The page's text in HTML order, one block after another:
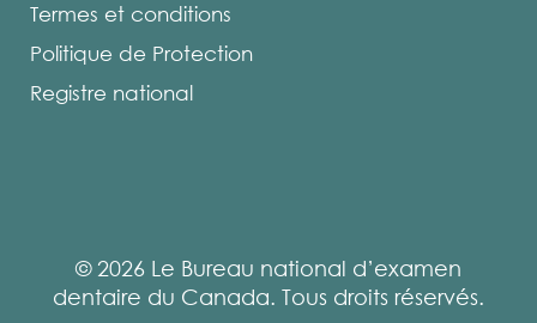
Termes et conditions
Politique de Protection
Registre national
© 2026 Le Bureau national d’examen
dentaire du Canada. Tous droits réservés.